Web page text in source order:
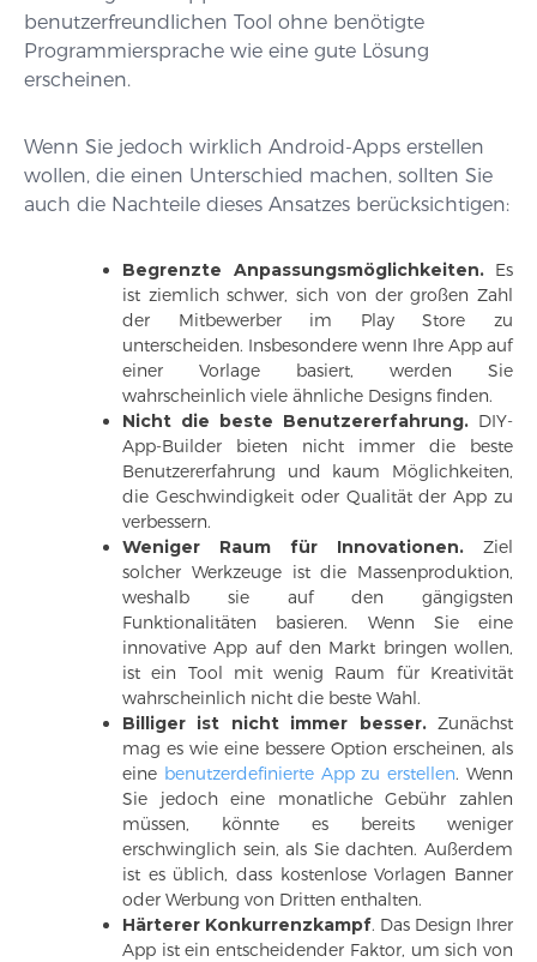
benutzerfreundlichen Tool ohne benötigte
Programmiersprache wie eine gute Lösung
erscheinen.
Wenn Sie jedoch wirklich Android-Apps erstellen
wollen, die einen Unterschied machen, sollten Sie
auch die Nachteile dieses Ansatzes berücksichtigen:
Begrenzte Anpassungsmöglichkeiten. Es
ist ziemlich schwer, sich von der großen Zahl
der Mitbewerber im Play Store zu
unterscheiden. Insbesondere wenn Ihre App auf
einer Vorlage basiert, werden Sie
wahrscheinlich viele ähnliche Designs finden.
Nicht die beste Benutzererfahrung. DIY-
App-Builder bieten nicht immer die beste
Benutzererfahrung und kaum Möglichkeiten,
die Geschwindigkeit oder Qualität der App zu
verbessern.
Weniger Raum für Innovationen. Ziel
solcher Werkzeuge ist die Massenproduktion,
weshalb sie auf den gängigsten
Funktionalitäten basieren. Wenn Sie eine
innovative App auf den Markt bringen wollen,
ist ein Tool mit wenig Raum für Kreativität
wahrscheinlich nicht die beste Wahl.
Billiger ist nicht immer besser.Zunächst
mag es wie eine bessere Option erscheinen, als
eine benutzerdefinierte App zu erstellen. Wenn
Sie jedoch eine monatliche Gebühr zahlen
müssen, könnte es bereits weniger
erschwinglich sein, als Sie dachten. Außerdem
ist es üblich, dass kostenlose Vorlagen Banner
oder Werbung von Dritten enthalten.
Härterer Konkurrenzkampf. Das Design Ihrer
App ist ein entscheidender Faktor, um sich von